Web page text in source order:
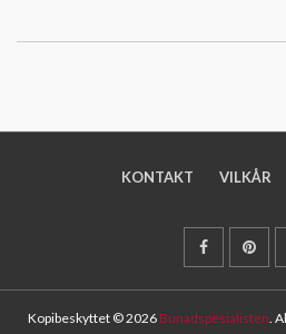
KONTAKT VILKÅR
Kopibeskyttet © 2026 Bunadspesialisten .